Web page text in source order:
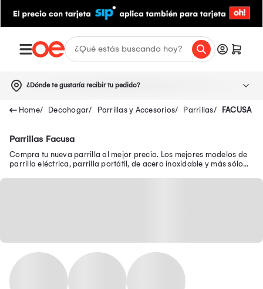
¿Dónde te gustaría recibir tu pedido?
Decohogar Parrillas y Accesorios Parrillas FACUSA
Parrillas Facusa
Compra tu nueva parrilla al mejor precio. Los mejores modelos de
parrilla eléctrica, parrilla portátil, de acero inoxidable y más sólo